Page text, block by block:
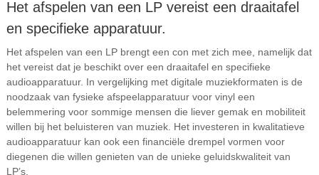
Het afspelen van een LP vereist een draaitafel
en specifieke apparatuur.
Het afspelen van een LP brengt een con met zich mee, namelijk dat
het vereist dat je beschikt over een draaitafel en specifieke
audioapparatuur. In vergelijking met digitale muziekformaten is de
noodzaak van fysieke afspeelapparatuur voor vinyl een
belemmering voor sommige mensen die liever gemak en mobiliteit
willen bij het beluisteren van muziek. Het investeren in kwalitatieve
audioapparatuur kan ook een financiële drempel vormen voor
diegenen die willen genieten van de unieke geluidskwaliteit van
LP’s.